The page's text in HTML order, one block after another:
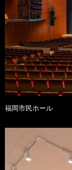
福岡市民ホール